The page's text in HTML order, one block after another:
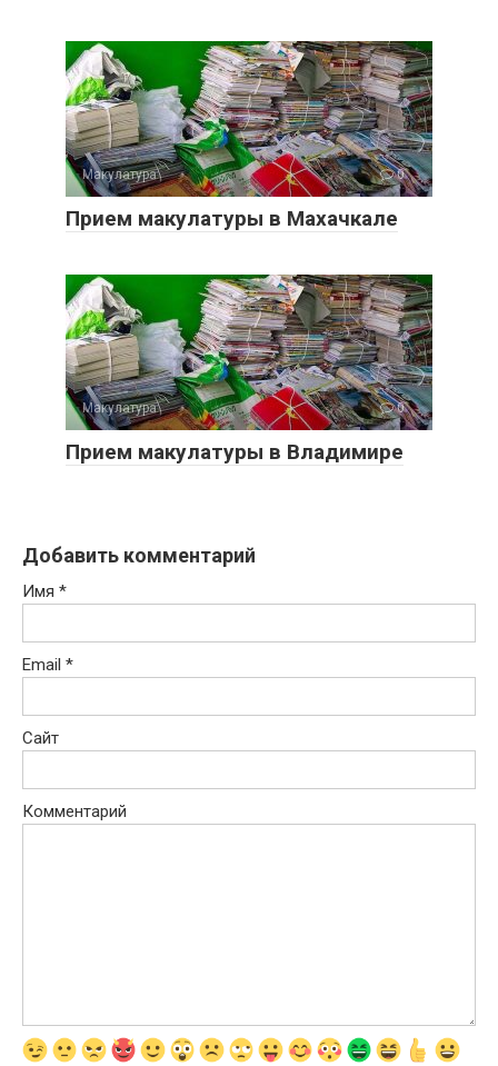
Макулатура 0
Прием макулатуры в Махачкале
Макулатура 0
Прием макулатуры в Владимире
Добавить комментарий
Имя *
Email *
Сайт
Комментарий